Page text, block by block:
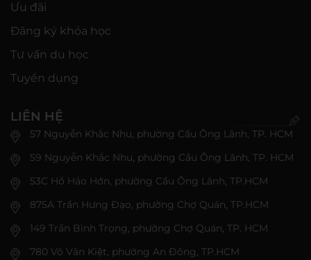
Ưu đãi
Đăng ký khóa học
Tư vấn du học
Tuyển dụng
LIÊN HỆ
57 Nguyễn Khắc Nhu, phường Cầu Ông Lãnh, TP. HCM
59 Nguyễn Khắc Nhu, phường Cầu Ông Lãnh, TP. HCM
53C Hồ Hảo Hớn, phường Cầu Ông Lãnh, TP.HCM
875A Trần Hưng Đạo, phường Chợ Quán, TP.HCM
149 Trần Bình Trọng, phường Chợ Quán, TP. HCM
780 Võ Văn Kiệt, phường An Đông, TP.HCM